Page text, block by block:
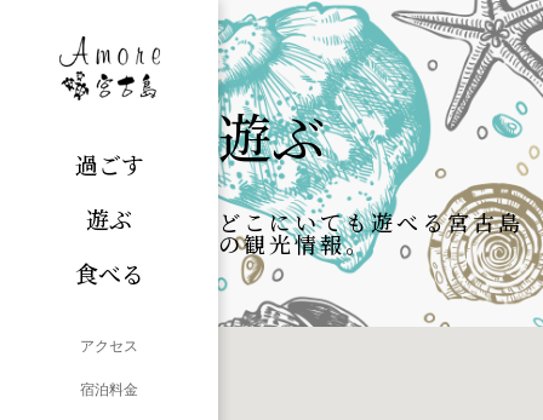
過ごす
遊ぶ
食べる
アクセス
宿泊料金
遊ぶ
どこにいても遊べる宮古島
の観光情報。
（仮称）サンエー宮古島シティ
RAIN
GREEN
FIRE
BREED
FAST
BUST
ZACK
RUST
MUD